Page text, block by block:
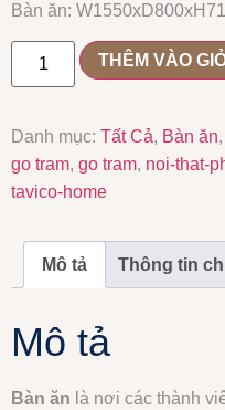
Bàn ăn:
THÊM VÀO
Danh mục: Tất Cả, Bàn ăn,
go tram, go tram, noi-that-
tavico-home
Mô tả Thông tin
Mô tả
Bàn ăn là nơi các thành